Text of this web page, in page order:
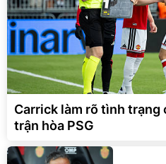
Carrick làm rõ tình trạng
trận hòa PSG